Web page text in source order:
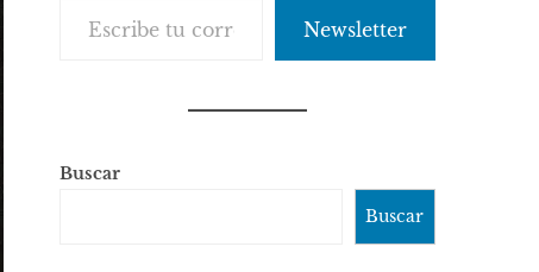
Newsletter
Buscar
Buscar